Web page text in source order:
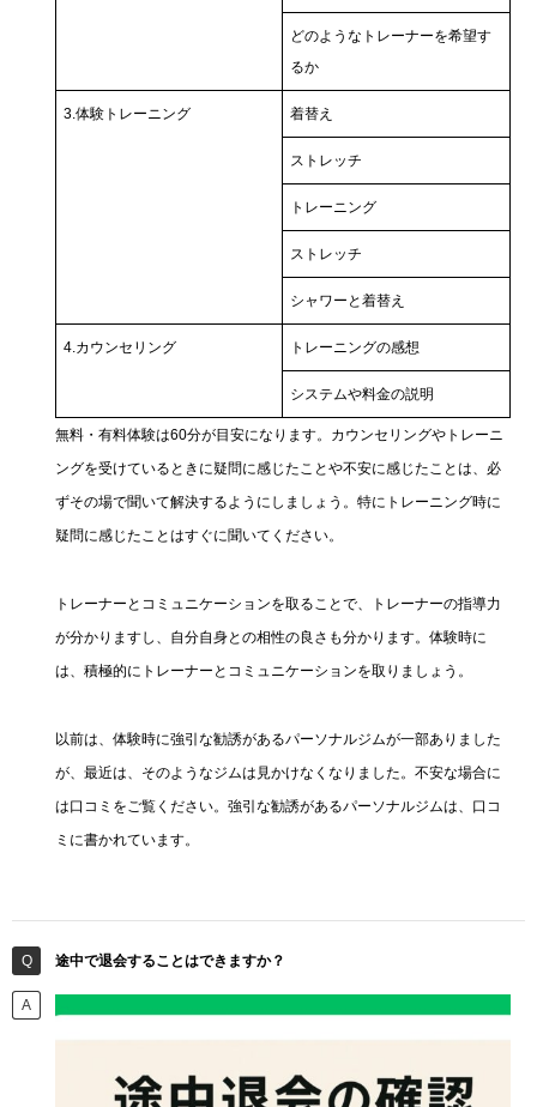
どのようなトレーナーを希望す
るか
3.体験トレーニング 着替え
ストレッチ
トレーニング
ストレッチ
シャワーと着替え
4.カウンセリング トレーニングの感想
システムや料金の説明
無料・有料体験は60分が目安になります。カウンセリングやトレーニ
ングを受けているときに疑問に感じたことや不安に感じたことは、必
ずその場で聞いて解決するようにしましょう。特にトレーニング時に
疑問に感じたことはすぐに聞いてください。
トレーナーとコミュニケーションを取ることで、トレーナーの指導力
が分かりますし、自分自身との相性の良さも分かります。体験時に
は、積極的にトレーナーとコミュニケーションを取りましょう。
以前は、体験時に強引な勧誘があるパーソナルジムが一部ありました
が、最近は、そのようなジムは見かけなくなりました。不安な場合に
は口コミをご覧ください。強引な勧誘があるパーソナルジムは、口コ
ミに書かれています。
途中で退会することはできますか？